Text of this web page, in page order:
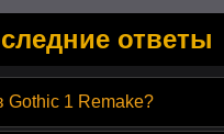
ответы
Gothic 1 Remake?